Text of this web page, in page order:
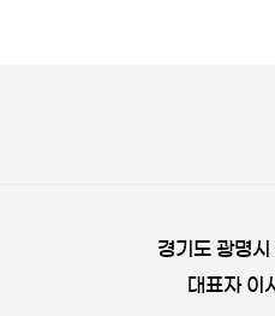
경기도 광명
대표자 이